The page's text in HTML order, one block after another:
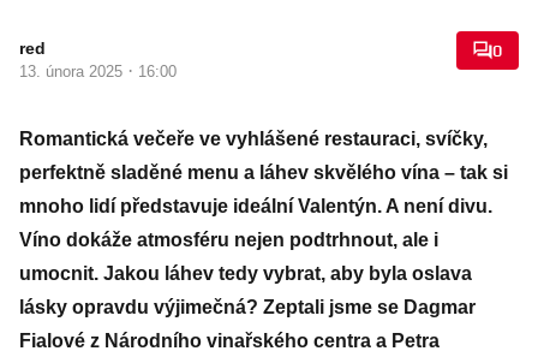
red
13. února 2025 · 16:00
0
Romantická večeře ve vyhlášené restauraci, svíčky,
perfektně sladěné menu a láhev skvělého vína – tak si
mnoho lidí představuje ideální Valentýn. A není divu.
Víno dokáže atmosféru nejen podtrhnout, ale i
umocnit. Jakou láhev tedy vybrat, aby byla oslava
lásky opravdu výjimečná? Zeptali jsme se Dagmar
Fialové z Národního vinařského centra a Petra